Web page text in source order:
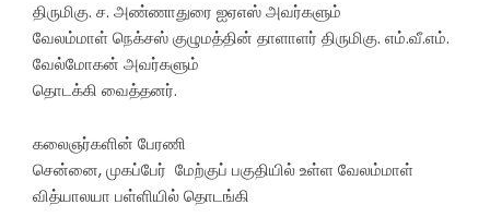
திருமிகு. ச. அண்ணாதுரை ஐஏஎஸ் அவர்களும்
வேலம்மாள் நெக்சஸ் குழுமத்தின் தாளாளர் திருமிகு. எம்.வீ.எம்.
வேல்மோகன் அவர்களும்
தொடக்கி வைத்தனர்.
கலைஞர்களின் பேரணி
சென்னை, முகப்பேர் மேற்குப் பகுதியில் உள்ள வேலம்மாள்
வித்யாலயா பள்ளியில் தொடங்கி